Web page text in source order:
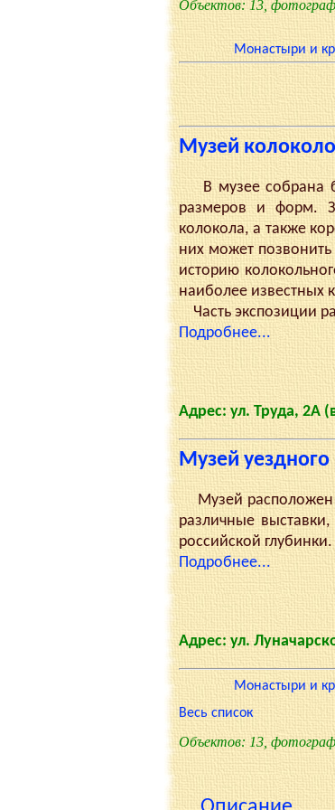
Объектов: 13,
Монастыри и
Музей
В музее собрана
размеров и форм.
колокола, а также
них может
историю
наиболее известных
Часть экспозиции
Подробнее...
Адрес: ул. Труда, 2А
Музей уездного
Музей расположен
различные
российской
Подробнее...
Адрес: ул.
Монастыри и
Весь список
Объектов: 13,